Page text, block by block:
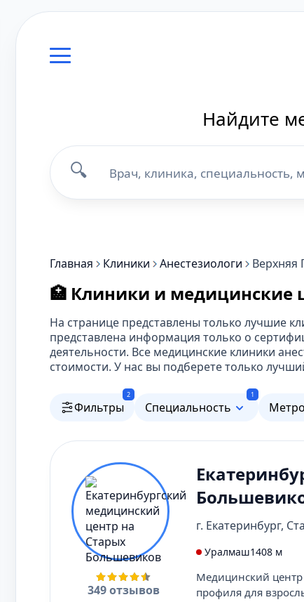
Найдите
🔍
Главная Клиники Анестезиологи
🏥 Клиники и медицинские
На странице представлены только лучшие
представлена информация только о
деятельности. Все медицинские клиники
стоимости. У нас вы подберете только
Фильтры
2
Специальность
1
Метро
349 отзывов
г. Екатеринбург,
Уралмаш1408 м
Медицинский центр
профиля для